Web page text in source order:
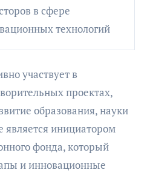
в сфере
технологий
участвует в
проектах,
образования, науки
является инициатором
фонда, который
и инновационные